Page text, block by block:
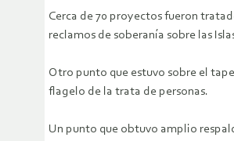
Cerca de 70 proyectos fueron
reclamos de soberanía sobre las
Otro punto que estuvo sobre el
flagelo de la trata de personas.
Un punto que obtuvo amplio